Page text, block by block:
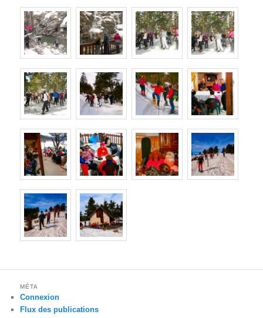
MÉTA
Connexion
Flux des publications